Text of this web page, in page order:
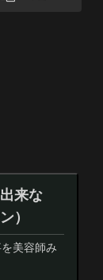
来な
）
美容師み